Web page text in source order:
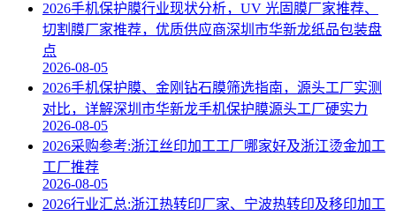
2026手机保护膜行业现状分析，UV 光固膜厂家推荐、
切割膜厂家推荐，优质供应商深圳市华新龙纸品包装盘
点
2026-08-05
2026手机保护膜、金刚钻石膜筛选指南，源头工厂实测
对比，详解深圳市华新龙手机保护膜源头工厂硬实力
2026-08-05
2026采购参考:浙江丝印加工工厂哪家好及浙江烫金加工
工厂推荐
2026-08-05
2026行业汇总:浙江热转印厂家、宁波热转印及移印加工